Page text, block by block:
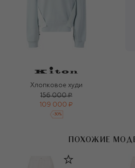
Хлопковое худи
156 000 ₽
109 000 ₽
-30%
ПОХОЖИЕ